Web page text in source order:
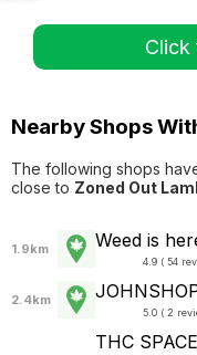
Click
Nearby Shops
The following shops
close to Zoned Out
1.9km Weed is
4.9 ( 54
2.4km
5.0 ( 2
THC